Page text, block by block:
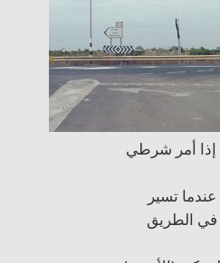
أمر شرطي
تسير
في الطريق